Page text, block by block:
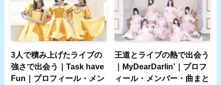
3人で積み上げたライブの
強さで出会う｜Task have
Fun｜プロフィール・メン
王道とライブの熱で出会う
｜MyDearDarlin’｜プロフ
ィール・メンバー・曲まと